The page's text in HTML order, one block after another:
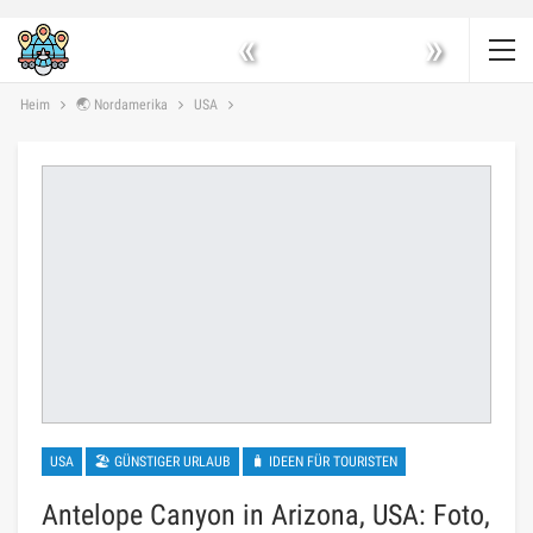
« »
Heim 🌏 Nordamerika USA
USA 🏖 GÜNSTIGER URLAUB 🧳 IDEEN FÜR TOURISTEN
Antelope Canyon in Arizona, USA: Foto,